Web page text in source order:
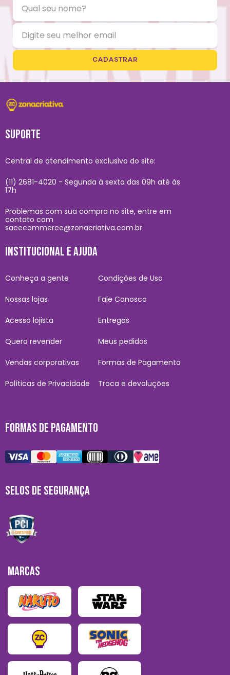
CADASTRAR
SUPORTE
Central de atendimento exclusivo do site:
(11) 2681-4020 - Segunda à sexta das 09h até às
17h
Problemas com sua compra no site, entre em
contato com
sacecommerce@zonacriativa.com.br
INSTITUCIONAL E AJUDA
Conheça a gente
Nossas lojas
Acesso lojista
Quero revender
Vendas corporativas
Políticas de Privacidade
Condições de Uso
Fale Conosco
Entregas
Meus pedidos
Formas de Pagamento
Troca e devoluções
FORMAS DE PAGAMENTO
SELOS DE SEGURANÇA
MARCAS